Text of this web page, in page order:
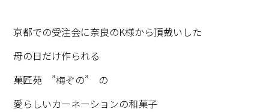
京都での受注会に奈良のK様から頂戴いした
母の日だけ作られる
菓匠苑 ”梅ぞの” の
愛らしいカーネーションの和菓子